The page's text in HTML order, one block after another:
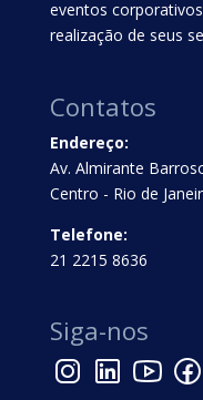
eventos
realização de seus
Contatos
Endereço:
Av. Almirante
Centro - Rio de
Telefone:
21 2215 8636
Siga-nos